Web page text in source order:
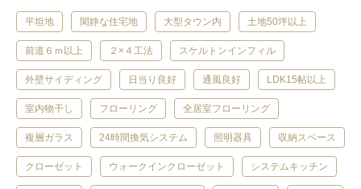
平坦地 閑静な住宅地 大型タウン内 土地50坪以上
前道６ｍ以上 ２×４工法 スケルトンインフィル
外壁サイディング 日当り良好 通風良好 LDK15帖以上
室内物干し フローリング 全居室フローリング
複層ガラス 24時間換気システム 照明器具 収納スペース
クローゼット ウォークインクローゼット システムキッチン